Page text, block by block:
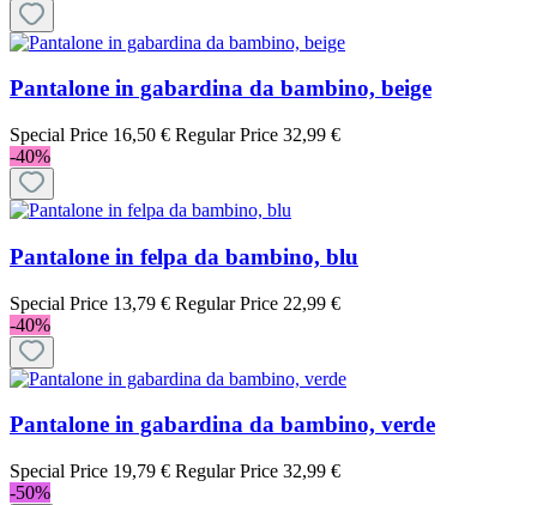
Pantalone in gabardina da bambino, beige
Special Price 16,50 € Regular Price 32,99 €
-40%
Pantalone in felpa da bambino, blu
Special Price 13,79 € Regular Price 22,99 €
-40%
Pantalone in gabardina da bambino, verde
Special Price 19,79 € Regular Price 32,99 €
-50%